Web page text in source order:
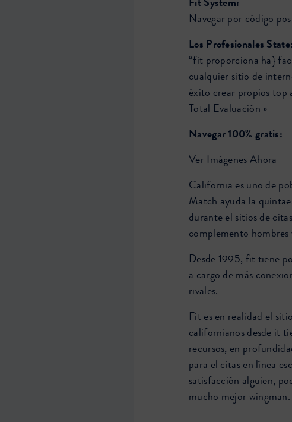
Fit System:
Navegar por código
Los Profesionales State:
“fit proporciona ha}
cualquier sitio de
éxito crear propios top
Total Evaluación »
Navegar 100% gratis:
Ver Imágenes Ahora
California es uno de
Match ayuda la
durante el sitios de
complemento
Desde 1995, fit tiene
a cargo de más
rivales.
Fit es en realidad el
californianos desde it
recursos, en
para el citas en línea
satisfacción alguien,
mucho mejor wingman.